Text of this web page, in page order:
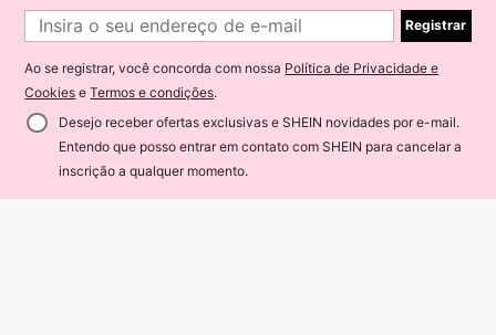
85% OFF! ADICIONAR AO CARRINHO
Registrar
Ao se registrar, você concorda com nossa Política de Privacidade e
Cookies eTermos e condições.
Desejo receber ofertas exclusivas e SHEIN novidades por e-mail.
Entendo que posso entrar em contato com SHEIN para cancelar a
inscrição a qualquer momento.